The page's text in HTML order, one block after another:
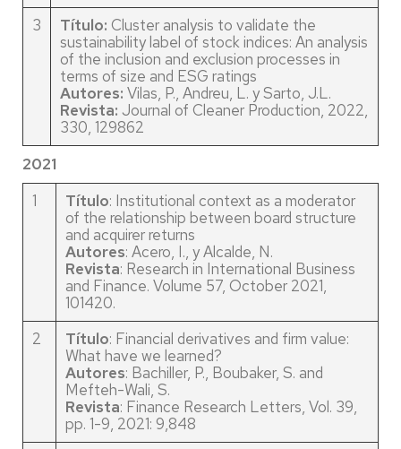
3
Título: Cluster analysis to validate the
sustainability label of stock indices: An analysis
of the inclusion and exclusion processes in
terms of size and ESG ratings
Autores: Vilas, P., Andreu, L. y Sarto, J.L.
Revista: Journal of Cleaner Production, 2022,
330, 129862
2021
1
Título: Institutional context as a moderator
of the relationship between board structure
and acquirer returns
Autores: Acero, I., y Alcalde, N.
Revista: Research in International Business
and Finance. Volume 57, October 2021,
101420.
2
Título: Financial derivatives and firm value:
What have we learned?
Autores: Bachiller, P., Boubaker, S. and
Mefteh-Wali, S.
Revista: Finance Research Letters, Vol. 39,
pp. 1-9, 2021: 9,848